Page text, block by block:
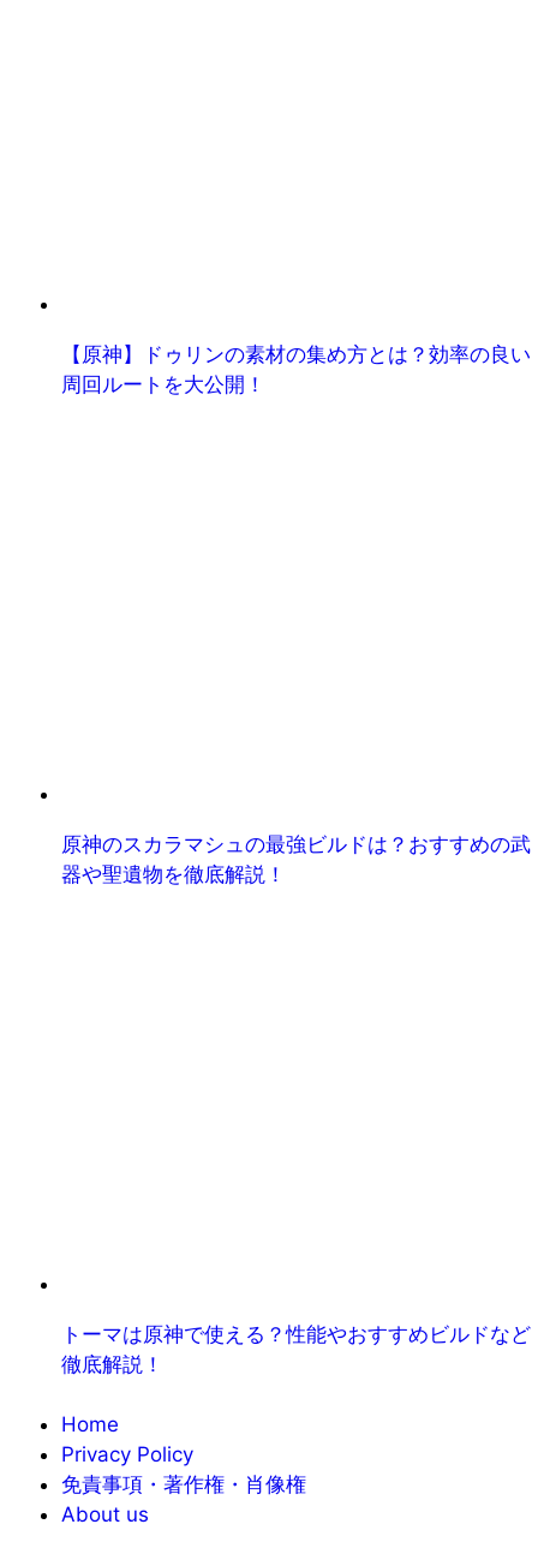
【原神】ドゥリンの素材の集め方とは？効率の良い
周回ルートを大公開！
原神のスカラマシュの最強ビルドは？おすすめの武
器や聖遺物を徹底解説！
トーマは原神で使える？性能やおすすめビルドなど
徹底解説！
Home
Privacy Policy
免責事項・著作権・肖像権
About us